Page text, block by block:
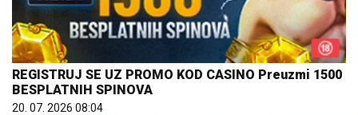
REGISTRUJ SE UZ PROMO KOD CASINO Preuzmi 1500
BESPLATNIH SPINOVA
20. 07. 2026 08:04